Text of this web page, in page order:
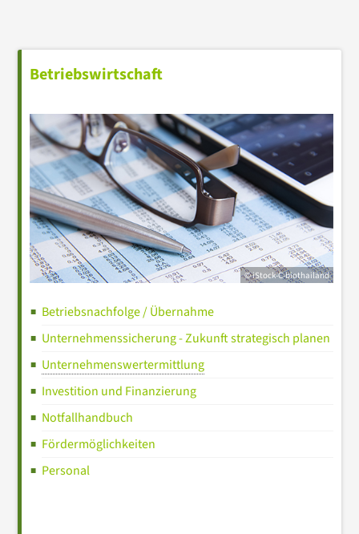
Betriebswirtschaft
© iStock-C-biothailand
Betriebsnachfolge / Übernahme
Unternehmenssicherung - Zukunft strategisch planen
Unternehmenswertermittlung
Investition und Finanzierung
Notfallhandbuch
Fördermöglichkeiten
Personal